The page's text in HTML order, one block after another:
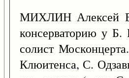
МИХЛИН Алексей
консерваторию у
солист
Клюитенса, С.